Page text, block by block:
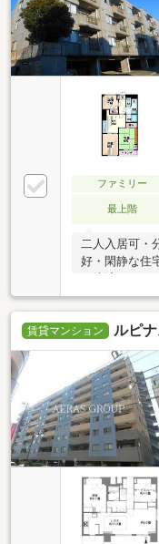
ファミリー
最上階
二人入居可・
好・閑静な住
賃貸マンション ルピ